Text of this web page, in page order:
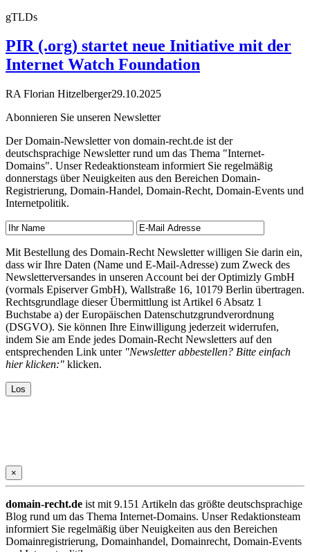
gTLDs
PIR (.org) startet neue Initiative mit der
Internet Watch Foundation
RA Florian Hitzelberger29.10.2025
Abonnieren Sie unseren Newsletter
Der Domain-Newsletter von domain-recht.de ist der
deutschsprachige Newsletter rund um das Thema "Internet-
Domains". Unser Redeaktionsteam informiert Sie regelmäßig
donnerstags über Neuigkeiten aus den Bereichen Domain-
Registrierung, Domain-Handel, Domain-Recht, Domain-Events und
Internetpolitik.
Mit Bestellung des Domain-Recht Newsletter willigen Sie darin ein,
dass wir Ihre Daten (Name und E-Mail-Adresse) zum Zweck des
Newsletterversandes in unseren Account bei der Optimizly GmbH
(vormals Episerver GmbH), Wallstraße 16, 10179 Berlin übertragen.
Rechtsgrundlage dieser Übermittlung ist Artikel 6 Absatz 1
Buchstabe a) der Europäischen Datenschutzgrundverordnung
(DSGVO). Sie können Ihre Einwilligung jederzeit widerrufen,
indem Sie am Ende jedes Domain-Recht Newsletters auf den
entsprechenden Link unter "Newsletter abbestellen? Bitte einfach
hier klicken:" klicken.
×
domain-recht.de ist mit 9.151 Artikeln das größte deutschsprachige
Blog rund um das Thema Internet-Domains. Unser Redaktionsteam
informiert Sie regelmäßig über Neuigkeiten aus den Bereichen
Domainregistrierung, Domainhandel, Domainrecht, Domain-Events